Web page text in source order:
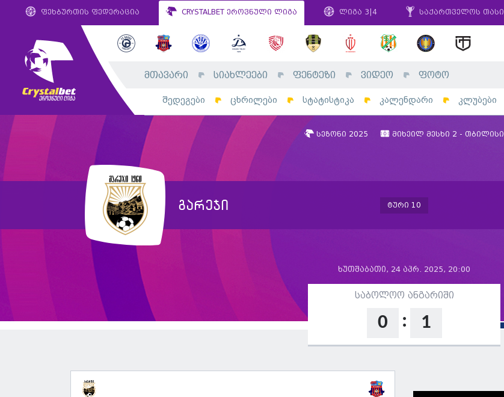
ფეხბურთის ფედერაცია CRYSTALBET ეროვნული ლიგა ლიგა 3|4 საქართველოს თასი
მთავარი სიახლეები ფენტეზი ვიდეო ფოტო
შედეგები ცხრილები სტატისტიკა კალენდარი კლუბები
სეზონი 2025 მიხეილ მესხი 2 - თბილისი
გარეჯი ტური 10
ხუთშაბათი, 24 აპრ. 2025, 20:00
საბოლოო ანგარიში
0 : 1